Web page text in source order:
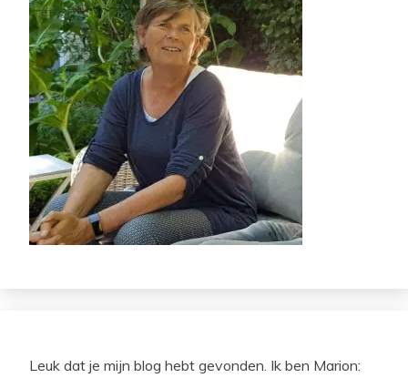
Leuk dat je mijn blog hebt gevonden. Ik ben Marion: